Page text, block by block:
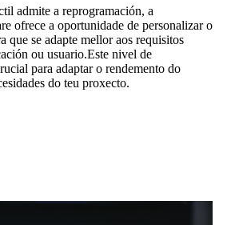
admite a reprogramación, a
ofrece a oportunidade de personalizar o
que se adapte mellor aos requisitos
ou usuario.Este nivel de
para adaptar o rendemento do
do teu proxecto.